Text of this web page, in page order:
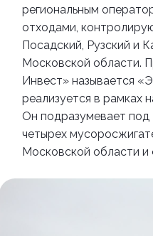
региональным
отходами,
Посадский, Рузский и
Московской области.
Инвест» называется «
реализуется в рамках
Он подразумевает под
четырех
Московской области и